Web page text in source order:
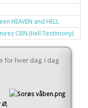
HEAVEN and HELL
CBN (Hell Testimony)
for hver dag. I dag
Ø,